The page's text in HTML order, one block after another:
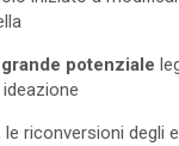
grande potenziale
riconversioni degli